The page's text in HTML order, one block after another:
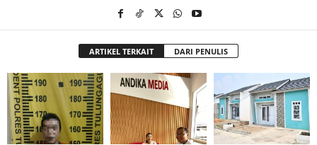
ARTIKEL TERKAIT DARI PENULIS